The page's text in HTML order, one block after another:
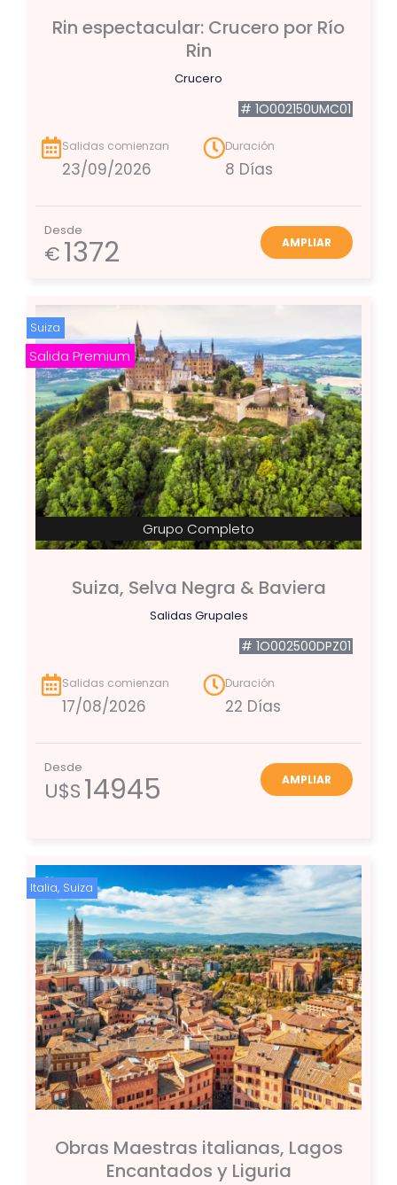
Rin espectacular: Crucero por Río
Rin
Crucero
# 1O002150UMC01
Salidas comienzan
23/09/2026
Duración
8 Días
Desde
€1372 AMPLIAR
Suiza
Salida Premium
Grupo Completo
Suiza, Selva Negra & Baviera
Salidas Grupales
# 1O002500DPZ01
Salidas comienzan
17/08/2026
Duración
22 Días
Desde
U$S14945 AMPLIAR
Italia, Suiza
Obras Maestras italianas, Lagos
Encantados y Liguria